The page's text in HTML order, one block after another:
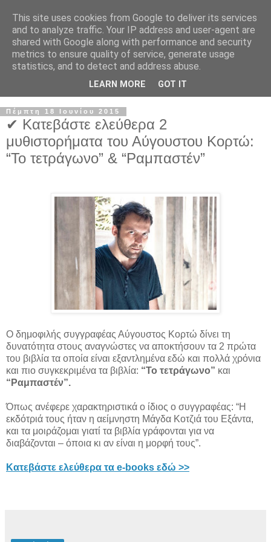
Πέμπτη 18 Ιουνίου 2015
✔ Κατεβάστε ελεύθερα 2
μυθιστορήματα του Αύγουστου Κορτώ:
“Το τετράγωνο” & “Ραμπαστέν”
Ο δημοφιλής συγγραφέας Αύγουστος Κορτώ δίνει τη
δυνατότητα στους αναγνώστες να αποκτήσουν τα 2 πρώτα
του βιβλία τα οποία είναι εξαντλημένα εδώ και πολλά χρόνια
και πιο συγκεκριμένα τα βιβλία: “Το τετράγωνο” και
“Ραμπαστέν”.
Όπως ανέφερε χαρακτηριστικά ο ίδιος ο συγγραφέας: “Η
εκδότριά τους ήταν η αείμνηστη Μάγδα Κοτζιά του Εξάντα,
και τα μοιράζομαι γιατί τα βιβλία γράφονται για να
διαβάζονται – όποια κι αν είναι η μορφή τους”.
Κατεβάστε ελεύθερα τα e-books εδώ >>
This site uses cookies from Google to deliver its services
and to analyze traffic. Your IP address and user-agent are
shared with Google along with performance and security
metrics to ensure quality of service, generate usage
statistics, and to detect and address abuse.
LEARN MORE GOT IT